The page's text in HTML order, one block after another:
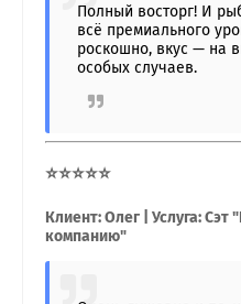
Полный восторг! И
всё премиального
роскошно, вкус — на
особых случаев.
⭐⭐⭐⭐⭐
Клиент: Олег | Услуга: Сэт
компанию"